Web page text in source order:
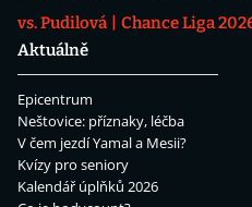
vs. Pudilová
Chance Liga
Aktuálně
Epicentrum
Neštovice: příznaky, léčba
V čem jezdí Yamal a Mesii?
Kvízy pro seniory
Kalendář úplňků 2026